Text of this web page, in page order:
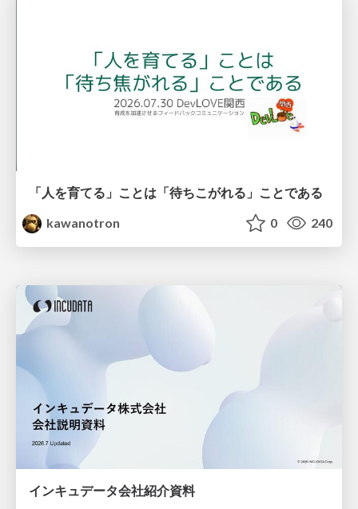
「人を育てる」ことは「待ちこがれる」ことである
kawanotron
0 240
インキュデータ会社紹介資料